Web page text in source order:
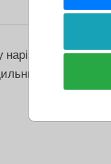
овочі
не менше